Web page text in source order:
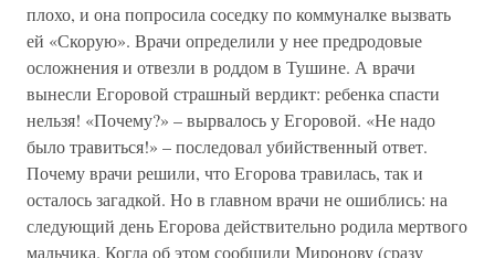
плохо, и она попросила соседку по коммуналке вызвать
ей «Скорую». Врачи определили у нее предродовые
осложнения и отвезли в роддом в Тушине. А врачи
вынесли Егоровой страшный вердикт: ребенка спасти
нельзя! «Почему?» – вырвалось у Егоровой. «Не надо
было травиться!» – последовал убийственный ответ.
Почему врачи решили, что Егорова травилась, так и
осталось загадкой. Но в главном врачи не ошиблись: на
следующий день Егорова действительно родила мертвого
мальчика. Когда об этом сообщили Миронову (сразу